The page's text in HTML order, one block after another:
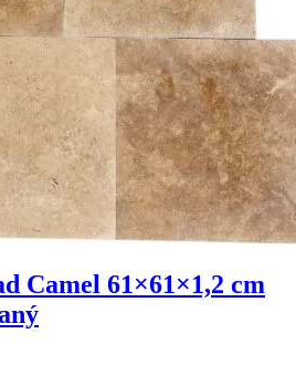
Camel 61×61×1,2 cm